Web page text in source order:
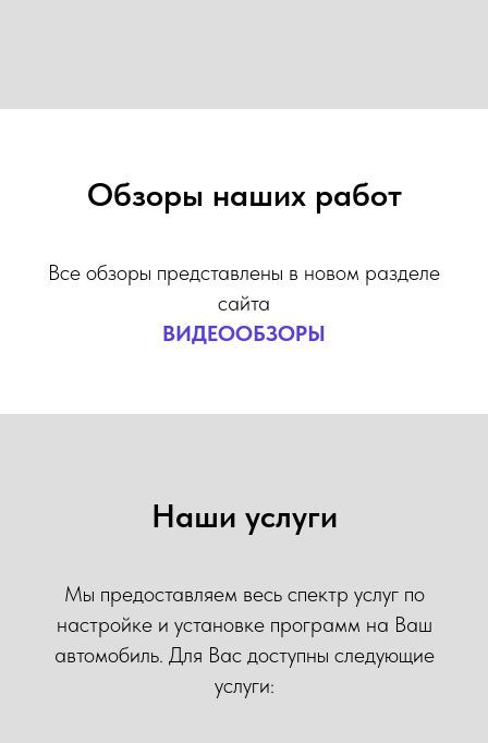
Обзоры наших работ
Все обзоры представлены в новом разделе
сайта
ВИДЕООБЗОРЫ
Наши услуги
Мы предоставляем весь спектр услуг по
настройке и установке программ на Ваш
автомобиль. Для Вас доступны следующие
услуги: